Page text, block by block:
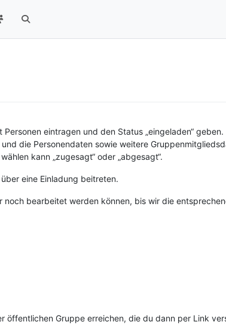
eintragen und den Status „eingeladen“
die Personendaten sowie weitere
kann „zugesagt“ oder „abgesagt“.
eine Einladung beitreten.
bearbeitet werden können, bis wir die
öffentlichen Gruppe erreichen, die du dann per Link